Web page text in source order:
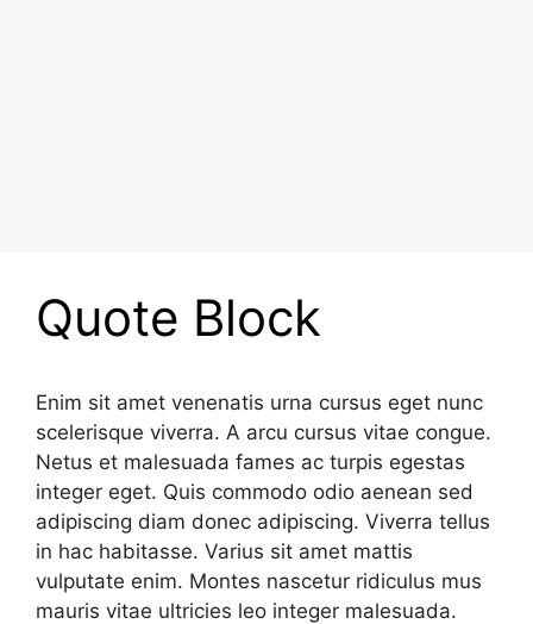
Quote Block
Enim sit amet venenatis urna cursus eget nunc
scelerisque viverra. A arcu cursus vitae congue.
Netus et malesuada fames ac turpis egestas
integer eget. Quis commodo odio aenean sed
adipiscing diam donec adipiscing. Viverra tellus
in hac habitasse. Varius sit amet mattis
vulputate enim. Montes nascetur ridiculus mus
mauris vitae ultricies leo integer malesuada.